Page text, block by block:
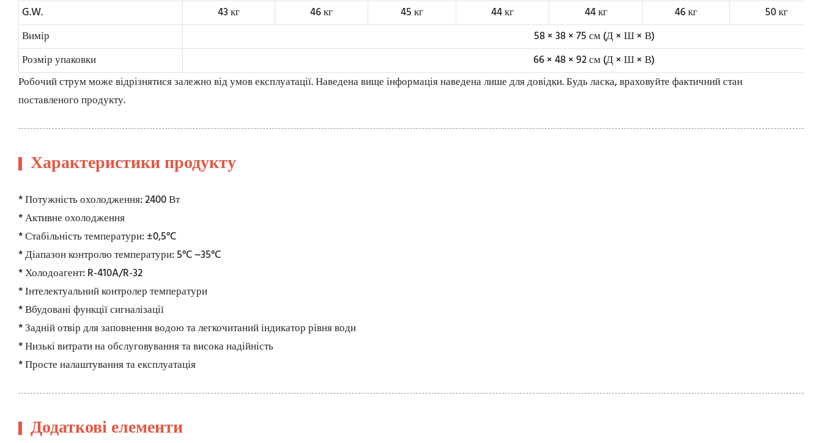
G.W.
43 кг 46 кг 45 кг 44 кг 44 кг 46 кг
50 кг
Вимір
58 × 38 × 75 см (Д × Ш × В)
Розмір упаковки
66 × 48 × 92 см (Д × Ш × В)
Робочий струм може відрізнятися залежно від умов експлуатації. Наведена вище інформація наведена лише для довідки. Будь ласка, враховуйте фактичний стан
поставленого продукту.
Характеристики продукту
* Потужність охолодження: 2400 Вт
* Активне охолодження
* Стабільність температури: ±0,5°C
* Діапазон контролю температури: 5°C ~35°C
* Холодоагент: R-410A/R-32
* Інтелектуальний контролер температури
* Вбудовані функції сигналізації
* Задній отвір для заповнення водою та легкочитаний індикатор рівня води
* Низькі витрати на обслуговування та висока надійність
* Просте налаштування та експлуатація
Додаткові елементи